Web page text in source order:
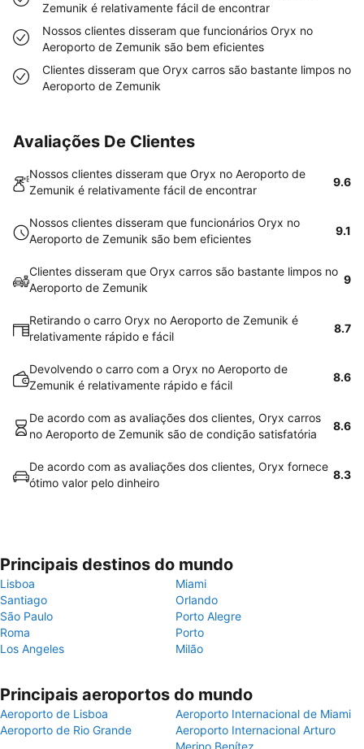
Zemunik é relativamente fácil de encontrar
Nossos clientes disseram que funcionários Oryx no
Aeroporto de Zemunik são bem eficientes
Clientes disseram que Oryx carros são bastante limpos no
Aeroporto de Zemunik
Avaliações De Clientes
Nossos clientes disseram que Oryx no Aeroporto de
Zemunik é relativamente fácil de encontrar
9.6
Nossos clientes disseram que funcionários Oryx no
Aeroporto de Zemunik são bem eficientes
9.1
Clientes disseram que Oryx carros são bastante limpos no
Aeroporto de Zemunik
9
Retirando o carro Oryx no Aeroporto de Zemunik é
relativamente rápido e fácil
8.7
Devolvendo o carro com a Oryx no Aeroporto de
Zemunik é relativamente rápido e fácil
8.6
De acordo com as avaliações dos clientes, Oryx carros
no Aeroporto de Zemunik são de condição satisfatória
8.6
De acordo com as avaliações dos clientes, Oryx fornece
ótimo valor pelo dinheiro
8.3
Principais destinos do mundo
Lisboa
Miami
Santiago
Orlando
São Paulo
Porto Alegre
Roma
Porto
Los Angeles
Milão
Principais aeroportos do mundo
Aeroporto de Lisboa
Aeroporto Internacional de Miami
Aeroporto de Rio Grande
Aeroporto Internacional Arturo
Merino Benítez